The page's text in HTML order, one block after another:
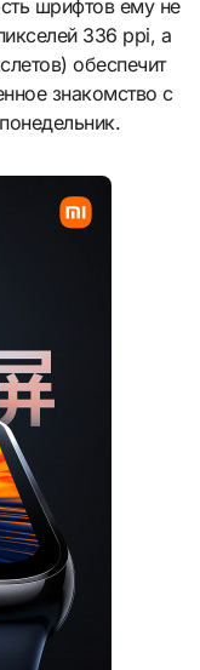
шрифтов ему не
336 ppi, а
обеспечит
знакомство с